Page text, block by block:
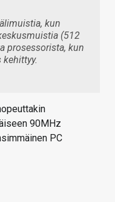
kun
(512
prosessorista, kun
kehittyy.
90MHz
PC